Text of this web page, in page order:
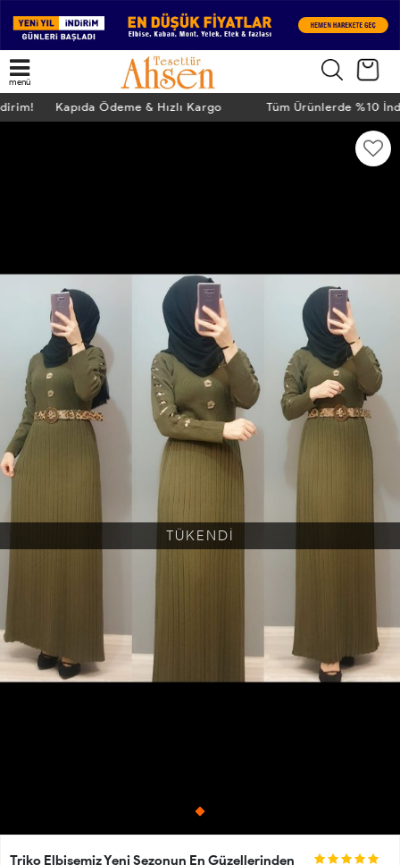
menü
Kapıda Ödeme & Hızlı Kargo Tüm Ürünlerde %10
TÜKENDİ
Triko Elbisemiz Yeni Sezonun En Güzellerinden